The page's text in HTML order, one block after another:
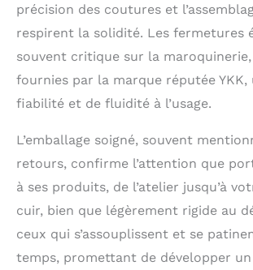
x 22 x 13 CM),
l'épaule. Vos
plus
toujours
portée de
RÉSISTANT À
STRAPACE |
bandoulière
aux situations
quotidiennes
exigeantes.
du cuir et la
des finitions
précision des coutures et
respirent la solidité. Les fermetures
souvent critique sur la
fournies par la marque réputée YKK,
fiabilité et de fluidité à l’usage.
L’emballage soigné, souvent
retours, confirme l’attention que
à ses produits, de l’atelier jusqu’à
cuir, bien que légèrement rigide au
ceux qui s’assouplissent et se
temps, promettant de développer